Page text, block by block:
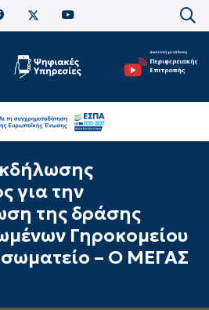
για την
της δράσης
Γηροκομείου
σωματείο – Ο ΜΕΓΑΣ